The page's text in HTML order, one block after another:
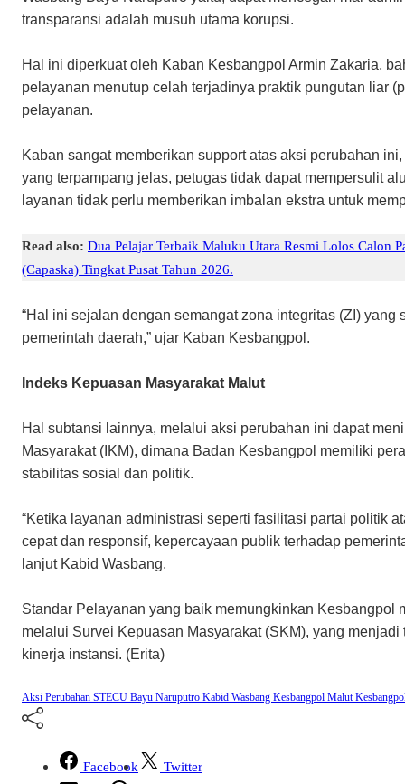
transparansi adalah musuh utama korupsi.
Hal ini diperkuat oleh Kaban Kesbangpol Armin Zakaria,
pelayanan menutup celah terjadinya praktik pungutan liar
pelayanan.
Kaban sangat memberikan support atas aksi perubahan
yang terpampang jelas, petugas tidak dapat mempersulit
layanan tidak perlu memberikan imbalan ekstra untuk
Read also: Dua Pelajar Terbaik Maluku Utara Resmi Lolos Calon
(Capaska) Tingkat Pusat Tahun 2026.
“Hal ini sejalan dengan semangat zona integritas (ZI)
pemerintah daerah,” ujar Kaban Kesbangpol.
Indeks Kepuasan Masyarakat Malut
Hal subtansi lainnya, melalui aksi perubahan ini dapat
Masyarakat (IKM), dimana Badan Kesbangpol memiliki
stabilitas sosial dan politik.
“Ketika layanan administrasi seperti fasilitasi partai politik
cepat dan responsif, kepercayaan publik terhadap
lanjut Kabid Wasbang.
Standar Pelayanan yang baik memungkinkan Kesbangpol
melalui Survei Kepuasan Masyarakat (SKM), yang
kinerja instansi. (Erita)
Aksi Perubahan STECU Bayu Naruputro Kabid Wasbang Kesbangpol Malut
Facebook
Twitter